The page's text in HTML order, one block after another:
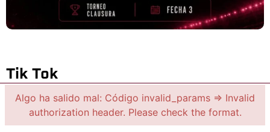
Tik Tok
Algo ha salido mal: Código invalid_params => Invalid
authorization header. Please check the format.